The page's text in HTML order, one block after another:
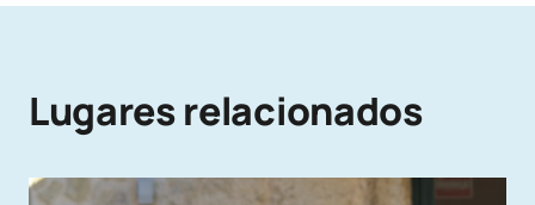
Lugares relacionados